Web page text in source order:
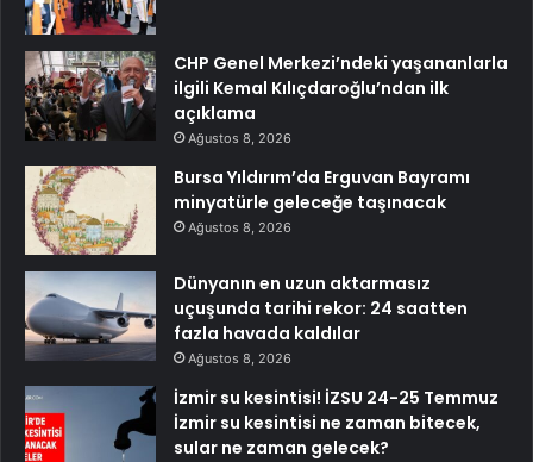
CHP Genel Merkezi’ndeki yaşananlarla
ilgili Kemal Kılıçdaroğlu’ndan ilk
açıklama
Ağustos 8, 2026
Bursa Yıldırım’da Erguvan Bayramı
minyatürle geleceğe taşınacak
Ağustos 8, 2026
Dünyanın en uzun aktarmasız
uçuşunda tarihi rekor: 24 saatten
fazla havada kaldılar
Ağustos 8, 2026
İzmir su kesintisi! İZSU 24-25 Temmuz
İzmir su kesintisi ne zaman bitecek,
sular ne zaman gelecek?